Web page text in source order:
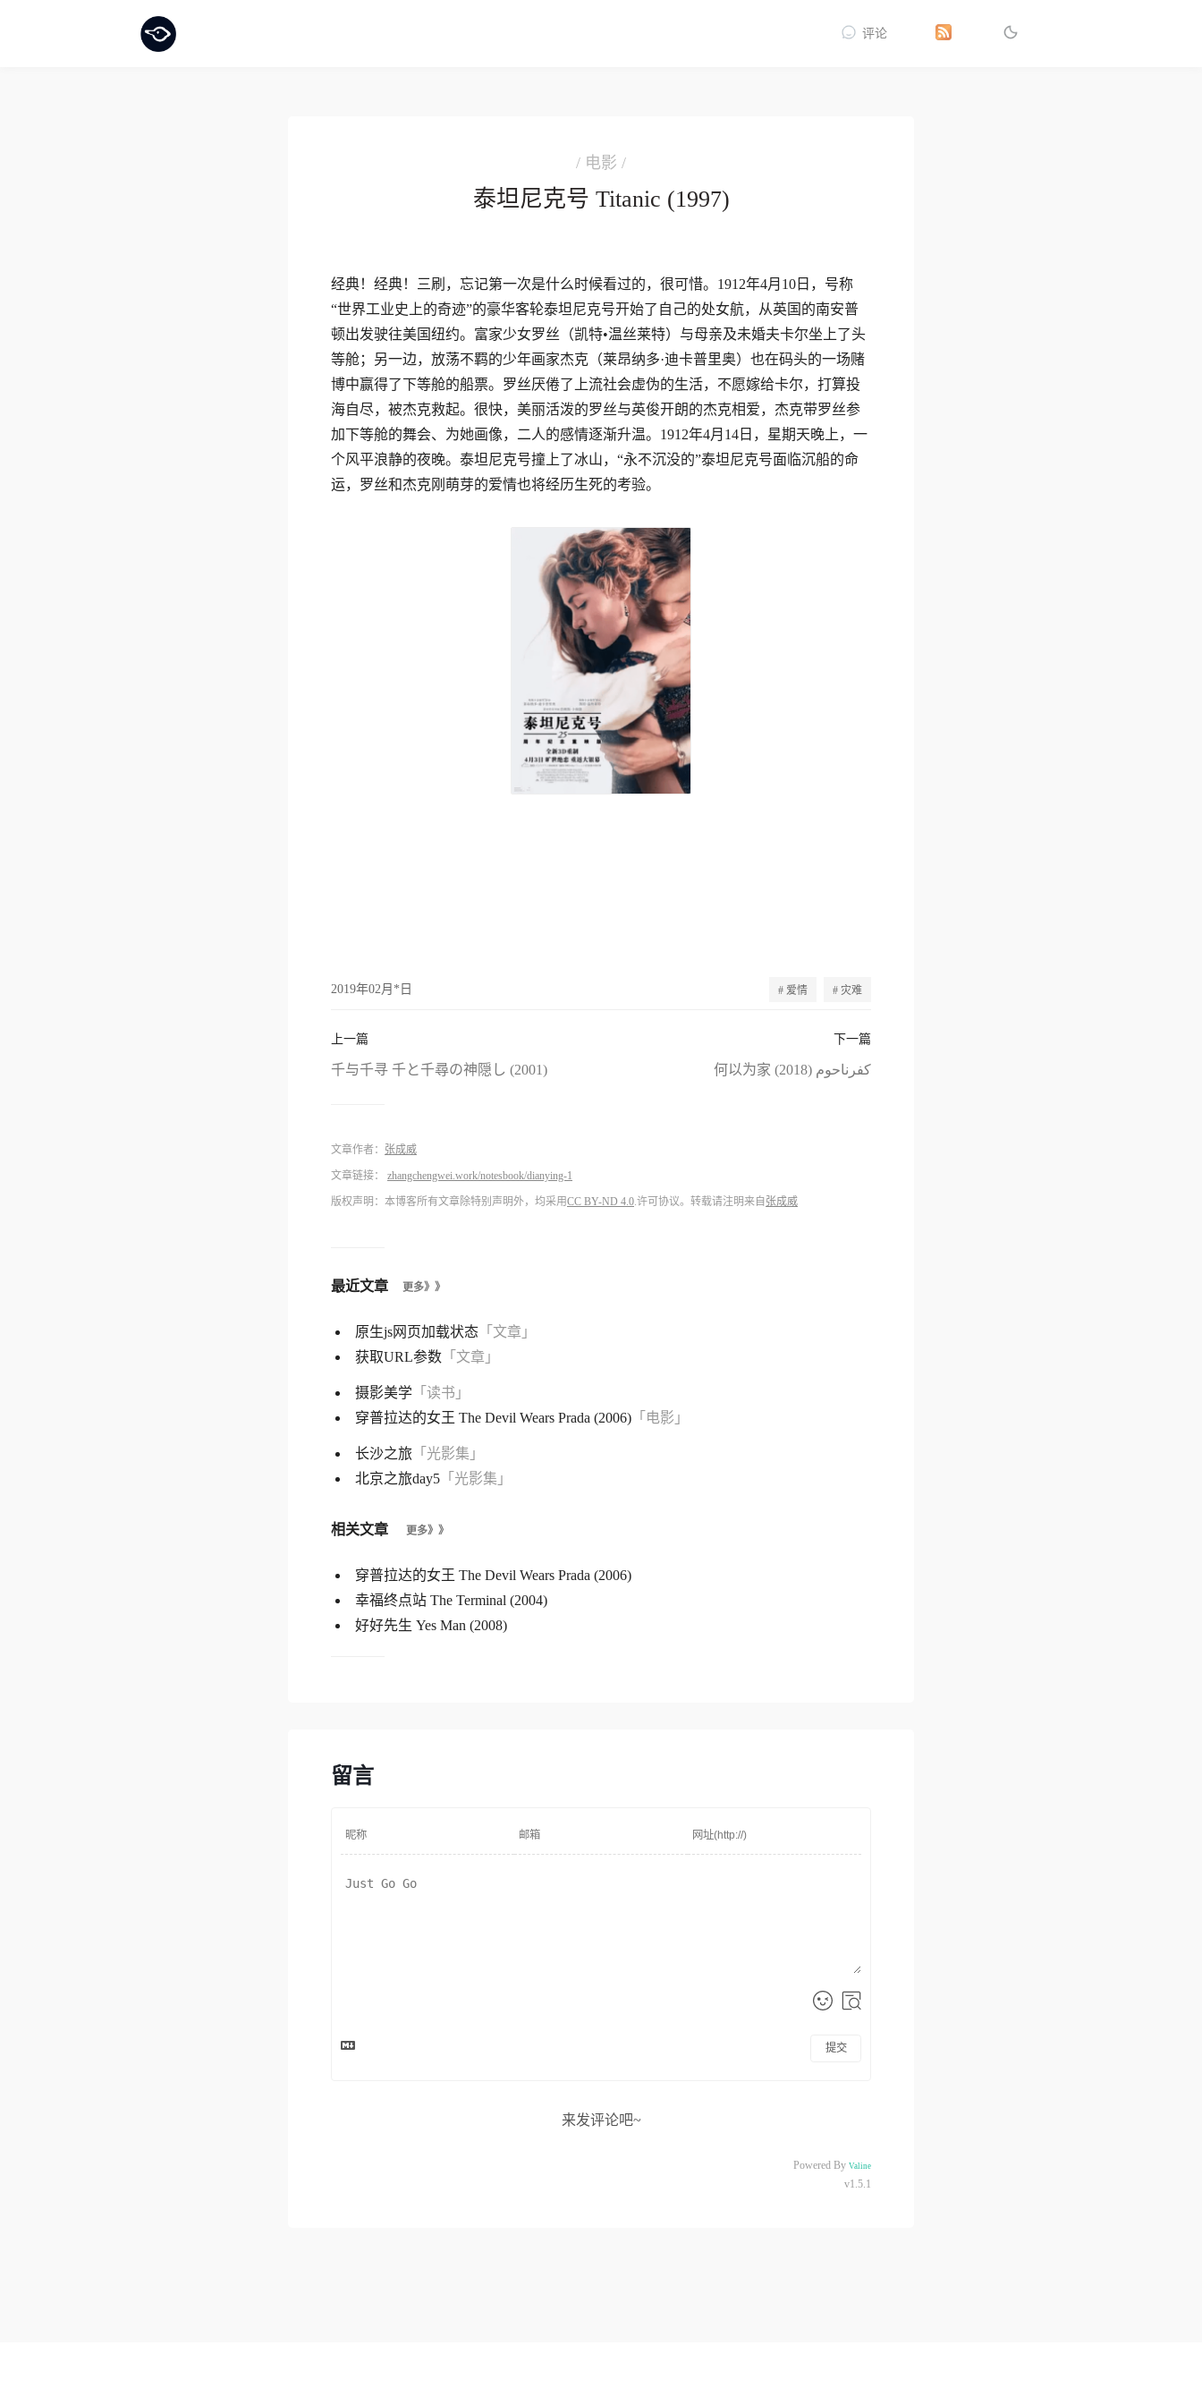
评论
/ 电影 /
泰坦尼克号 Titanic (1997)
经典！经典！三刷，忘记第一次是什么时候看过的，很可惜。1912年4月10日，号称
“世界工业史上的奇迹”的豪华客轮泰坦尼克号开始了自己的处女航，从英国的南安普
顿出发驶往美国纽约。富家少女罗丝（凯特•温丝莱特）与母亲及未婚夫卡尔坐上了头
等舱；另一边，放荡不羁的少年画家杰克（莱昂纳多·迪卡普里奥）也在码头的一场赌
博中赢得了下等舱的船票。罗丝厌倦了上流社会虚伪的生活，不愿嫁给卡尔，打算投
海自尽，被杰克救起。很快，美丽活泼的罗丝与英俊开朗的杰克相爱，杰克带罗丝参
加下等舱的舞会、为她画像，二人的感情逐渐升温。1912年4月14日，星期天晚上，一
个风平浪静的夜晚。泰坦尼克号撞上了冰山，“永不沉没的”泰坦尼克号面临沉船的命
运，罗丝和杰克刚萌芽的爱情也将经历生死的考验。
2019年02月*日 # 爱情 # 灾难
上一篇
千与千寻 千と千尋の神隠し (2001)
下一篇
何以为家 كفرناحوم (2018)
文章作者： 张成威
文章链接： zhangchengwei.work/notesbook/dianying-1
版权声明：本博客所有文章除特别声明外，均采用CC BY-ND 4.0.许可协议。转载请注明来自 张成威
最近文章 更多》》
原生js网页加载状态「文章」
获取URL参数「文章」
摄影美学「读书」
穿普拉达的女王 The Devil Wears Prada (2006)「电影」
长沙之旅「光影集」
北京之旅day5「光影集」
相关文章 更多》》
穿普拉达的女王 The Devil Wears Prada (2006)
幸福终点站 The Terminal (2004)
好好先生 Yes Man (2008)
留言
提交
来发评论吧~
Powered By Valine
v1.5.1